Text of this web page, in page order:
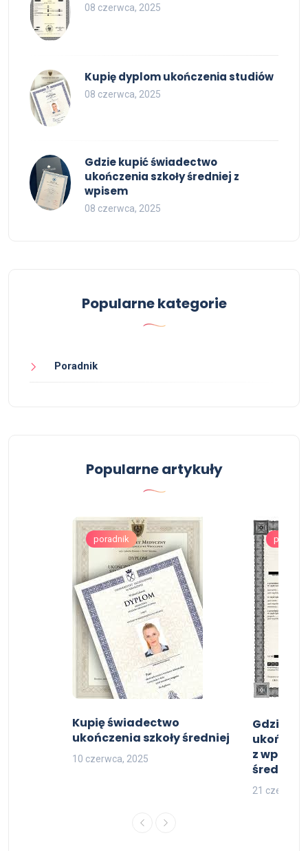
08 czerwca, 2025
Kupię dyplom ukończenia studiów
08 czerwca, 2025
Gdzie kupić świadectwo
ukończenia szkoły średniej z
wpisem
08 czerwca, 2025
Popularne kategorie
Poradnik
Popularne artykuły
poradnik
Kupię świadectwo
ukończenia szkoły średniej
10 czerwca, 2025
Gdzie
z
średnie
21 czerwca,